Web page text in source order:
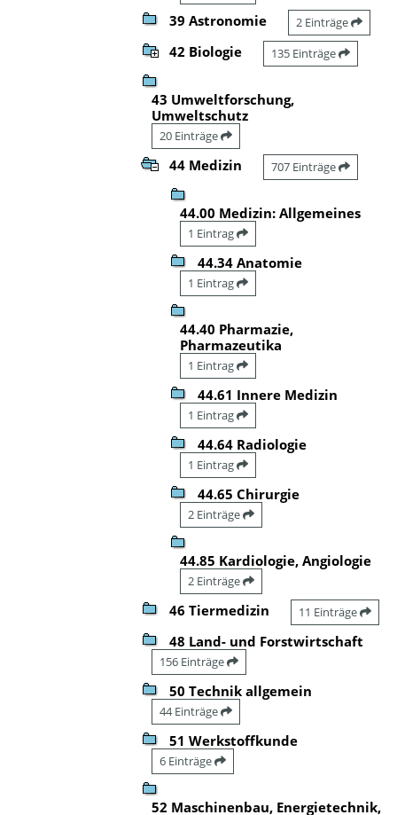
39 Astronomie 2 Einträge
42 Biologie 135 Einträge
43 Umweltforschung,
Umweltschutz
20 Einträge
44 Medizin 707 Einträge
44.00 Medizin: Allgemeines
1 Eintrag
44.34 Anatomie
1 Eintrag
44.40 Pharmazie,
Pharmazeutika
1 Eintrag
44.61 Innere Medizin
1 Eintrag
44.64 Radiologie
1 Eintrag
44.65 Chirurgie
2 Einträge
44.85 Kardiologie, Angiologie
2 Einträge
46 Tiermedizin 11 Einträge
48 Land- und Forstwirtschaft
156 Einträge
50 Technik allgemein
44 Einträge
51 Werkstoffkunde
6 Einträge
52 Maschinenbau, Energietechnik,